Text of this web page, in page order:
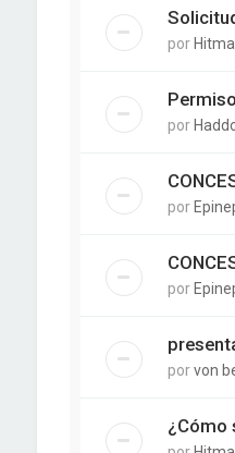
por
por
por
por
porvon
¿Cómo